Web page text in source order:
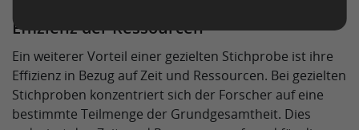
Effizienz der Ressourcen
Ein weiterer Vorteil einer gezielten Stichprobe ist ihre
Effizienz in Bezug auf Zeit und Ressourcen. Bei gezielten
Stichproben konzentriert sich der Forscher auf eine
bestimmte Teilmenge der Grundgesamtheit. Dies